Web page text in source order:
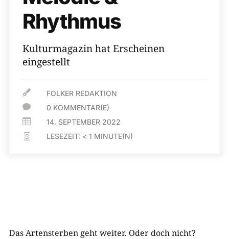
Rhythmus
Kulturmagazin hat Erscheinen
eingestellt
 FOLKER REDAKTION
 0 KOMMENTAR(E)
 14. SEPTEMBER 2022
 LESEZEIT: < 1 MINUTE(N)
Das Artensterben geht weiter. Oder doch nicht?